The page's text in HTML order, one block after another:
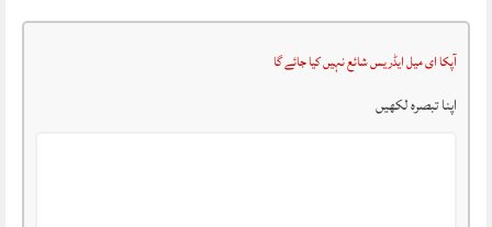
آپکا ای میل ایڈریس شائع نہیں کیا جائے گا
اپنا تبصرہ لکھیں